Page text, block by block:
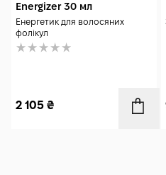
Energizer 30 мл
Енергетик для волосяних
фолікул
2 105 ₴